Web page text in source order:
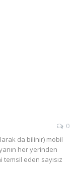
0
da bilinir) mobil
her yerinden
eden sayısız